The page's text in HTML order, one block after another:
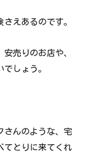
えあるのです。
売りのお店や、
しょう。
さんのような、宅
てとりに来てくれ